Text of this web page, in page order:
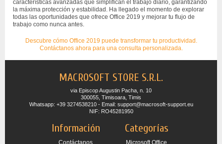
características avanzadas que simplifican el trabajo diario, garantizando
la máxima protección y estabilidad. Ha llegado el momento de explorar
todas las oportunidades que ofrece Office 2019 y mejorar tu flujo de
trabajo como nunca antes.
Descubre cómo Office 2019 puede transformar tu productividad.
Contáctanos ahora para una consulta personalizada.
MACROSOFT STORE S.R.L.
via Episcop Augustin Pacha, n. 10
300055, Timisoara, Timis
Whatsapp: +39 3274538210 - Email: support@macrosoft-support.eu
NIF: RO45281950
Información Categorías